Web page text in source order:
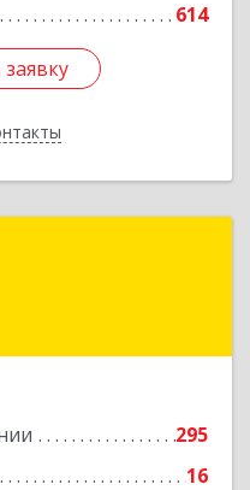
614
295
16